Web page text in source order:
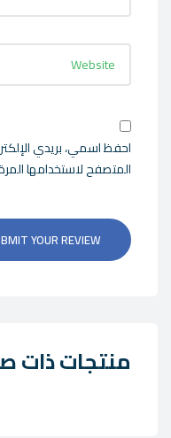
احفظ اسمي، بريدي
المتصفح لاستخدامها
YOUR REVIEW
منتجات ذات